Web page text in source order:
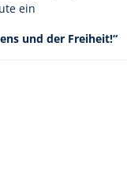
ein
und der Freiheit!“